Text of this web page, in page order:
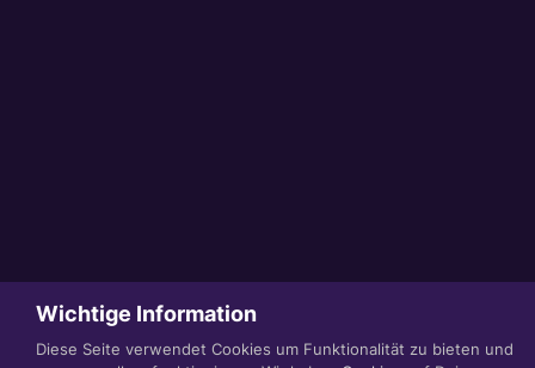
Wichtige Information
Diese Seite verwendet Cookies um Funktionalität zu bieten und